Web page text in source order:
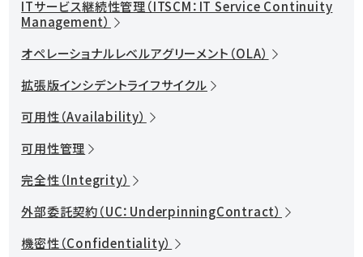
お問い合わせ
ITサービス継続性管理（ITSCM：IT Service Continuity
Management）
オペレーショナルレベルアグリーメント（OLA）
拡張版インシデントライフサイクル
可用性（Availability）
可用性管理
完全性（Integrity）
外部委託契約（UC：UnderpinningContract）
機密性（Confidentiality）